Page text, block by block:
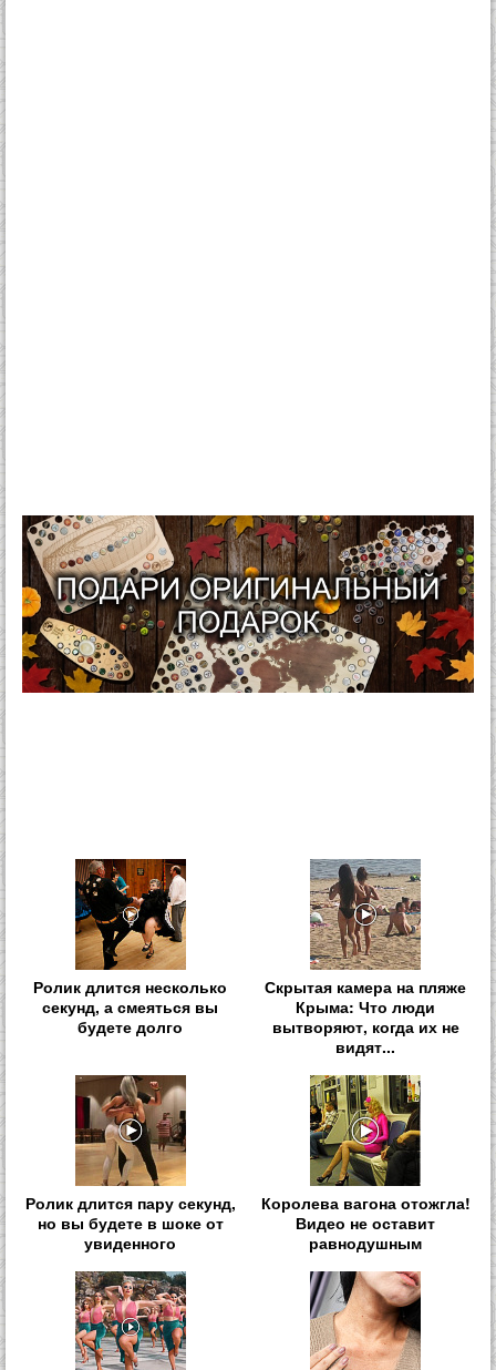
Ролик длится несколько
секунд, а смеяться вы
будете долго
Скрытая камера на пляже
Крыма: Что люди
вытворяют, когда их не
видят...
Ролик длится пару секунд,
но вы будете в шоке от
увиденного
Королева вагона отожгла!
Видео не оставит
равнодушным